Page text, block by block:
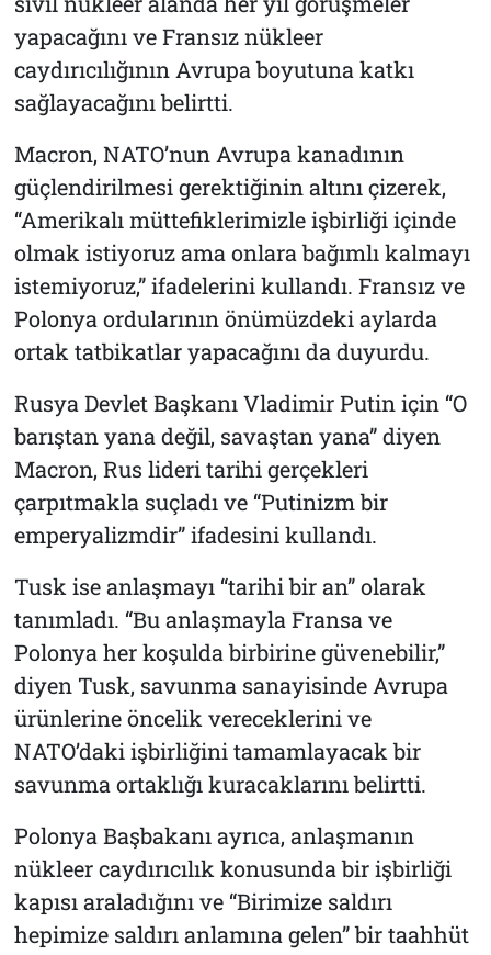
yapacağını ve Fransız nükleer
caydırıcılığının Avrupa boyutuna katkı
sağlayacağını belirtti.
Macron, NATO’nun Avrupa kanadının
güçlendirilmesi gerektiğinin altını çizerek,
“Amerikalı müttefiklerimizle işbirliği içinde
olmak istiyoruz ama onlara bağımlı kalmayı
istemiyoruz,” ifadelerini kullandı. Fransız ve
Polonya ordularının önümüzdeki aylarda
ortak tatbikatlar yapacağını da duyurdu.
Rusya Devlet Başkanı Vladimir Putin için “O
barıştan yana değil, savaştan yana” diyen
Macron, Rus lideri tarihi gerçekleri
çarpıtmakla suçladı ve “Putinizm bir
emperyalizmdir” ifadesini kullandı.
Tusk ise anlaşmayı “tarihi bir an” olarak
tanımladı. “Bu anlaşmayla Fransa ve
Polonya her koşulda birbirine güvenebilir,”
diyen Tusk, savunma sanayisinde Avrupa
ürünlerine öncelik vereceklerini ve
NATO’daki işbirliğini tamamlayacak bir
savunma ortaklığı kuracaklarını belirtti.
Polonya Başbakanı ayrıca, anlaşmanın
nükleer caydırıcılık konusunda bir işbirliği
kapısı araladığını ve “Birimize saldırı
hepimize saldırı anlamına gelen” bir taahhüt